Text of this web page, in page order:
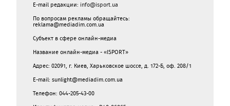
E-mail редакции: info@isport.ua
По вопросам рекламы обращайтесь:
reklama@mediadim.com.ua
Субъект в сфере онлайн-медиа
Название онлайн-медиа - «ISPORT»
Адрес: 02091, г. Киев, Харьковское шоссе, д. 172-Б, оф. 208/1
E-mail: sunlight@mediadim.com.ua
Телефон: 044-205-43-00